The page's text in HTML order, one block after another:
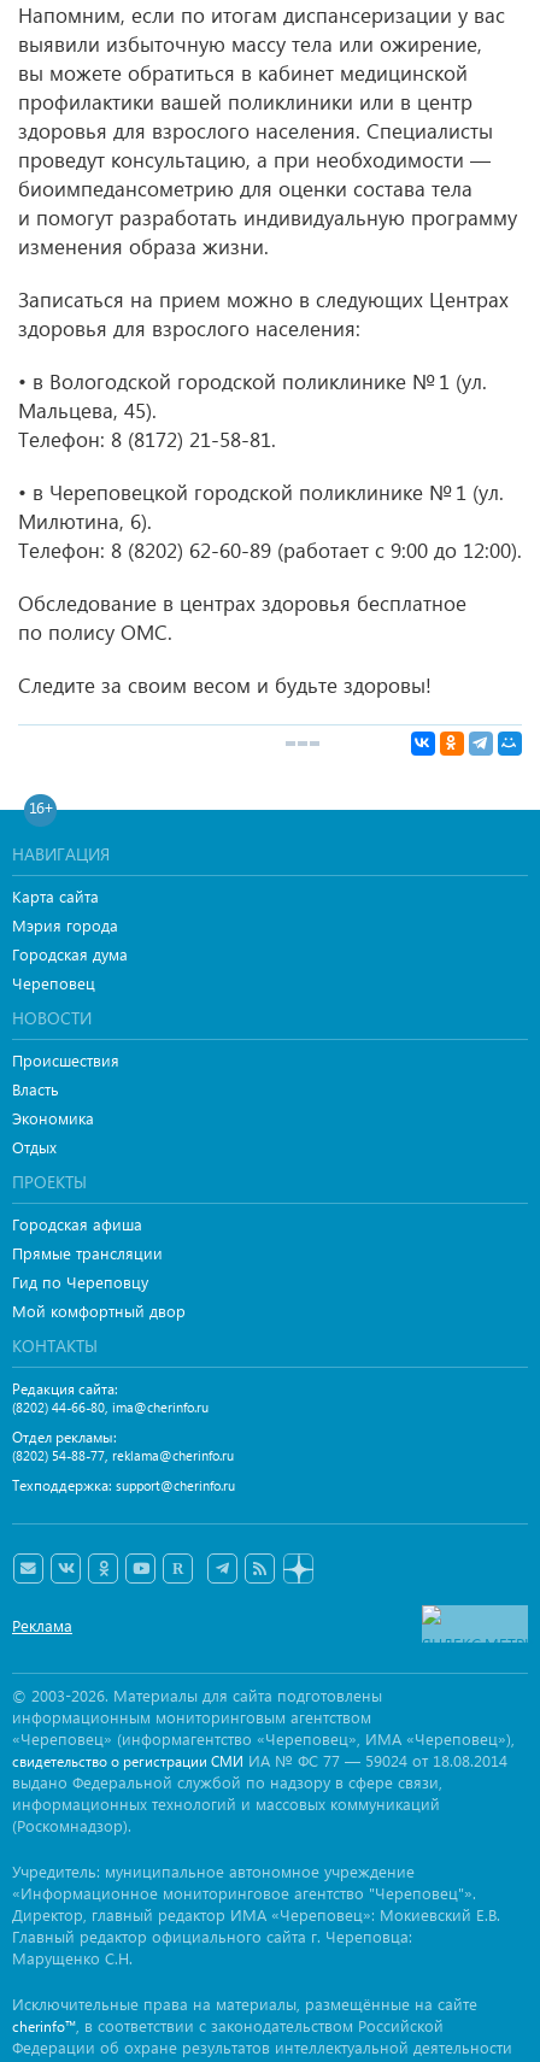
Напомним, если по итогам диспансеризации у вас
выявили избыточную массу тела или ожирение,
вы можете обратиться в кабинет медицинской
профилактики вашей поликлиники или в центр
здоровья для взрослого населения. Специалисты
проведут консультацию, а при необходимости —
биоимпедансометрию для оценки состава тела
и помогут разработать индивидуальную программу
изменения образа жизни.
Записаться на прием можно в следующих Центрах
здоровья для взрослого населения:
• в Вологодской городской поликлинике № 1 (ул.
Мальцева, 45).
Телефон: 8 (8172) 21-58-81.
• в Череповецкой городской поликлинике № 1 (ул.
Милютина, 6).
Телефон: 8 (8202) 62-60-89 (работает с 9:00 до 12:00).
Обследование в центрах здоровья бесплатное
по полису ОМС.
Следите за своим весом и будьте здоровы!
16+
НАВИГАЦИЯ
Карта сайта
Мэрия города
Городская дума
Череповец
НОВОСТИ
Происшествия
Власть
Экономика
Отдых
ПРОЕКТЫ
Городская афиша
Прямые трансляции
Гид по Череповцу
Мой комфортный двор
КОНТАКТЫ
Редакция сайта:
(8202) 44-66-80, ima@cherinfo.ru
Отдел рекламы:
(8202) 54-88-77, reklama@cherinfo.ru
Техподдержка: support@cherinfo.ru
Реклама
© 2003-2026. Материалы для сайта подготовлены
информационным мониторинговым агентством
«Череповец» (информагентство «Череповец», ИМА «Череповец»),
свидетельство о регистрации СМИ ИА № ФС 77 — 59024 от 18.08.2014
выдано Федеральной службой по надзору в сфере связи,
информационных технологий и массовых коммуникаций
(Роскомнадзор).
Учредитель: муниципальное автономное учреждение
«Информационное мониторинговое агентство "Череповец"».
Директор, главный редактор ИМА «Череповец»: Мокиевский Е.В.
Главный редактор официального сайта г. Череповца:
Марущенко С.Н.
Исключительные права на материалы, размещённые на сайте
cherinfo™ , в соответствии с законодательством Российской
Федерации об охране результатов интеллектуальной деятельности